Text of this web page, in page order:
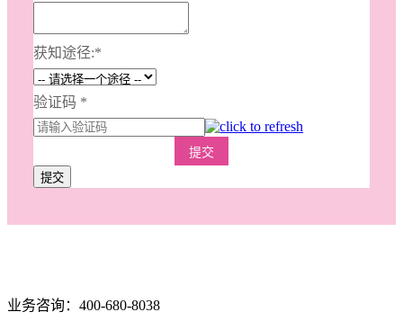
获知途径:*
验证码 *
提交
提交
业务咨询：400-680-8038